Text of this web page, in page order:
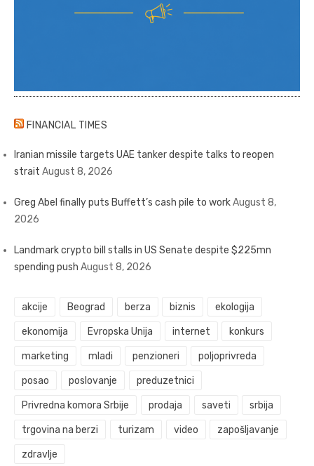
FINANCIAL TIMES
Iranian missile targets UAE tanker despite talks to reopen
strait August 8, 2026
Greg Abel finally puts Buffett’s cash pile to workAugust 8,
2026
Landmark crypto bill stalls in US Senate despite $225mn
spending push August 8, 2026
akcije Beograd berza biznis ekologija
ekonomija Evropska Unija internet konkurs
marketing mladi penzioneri poljoprivreda
posao poslovanje preduzetnici
Privredna komora Srbije prodaja saveti srbija
trgovina na berzi turizam video zapošljavanje
zdravlje